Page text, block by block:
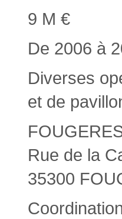
9 M €
De 2006 à
Diverses
et de
Rue de la
35300